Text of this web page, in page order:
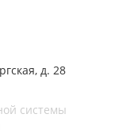
д. 28
системы